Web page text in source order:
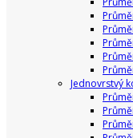
Jednovrstvý